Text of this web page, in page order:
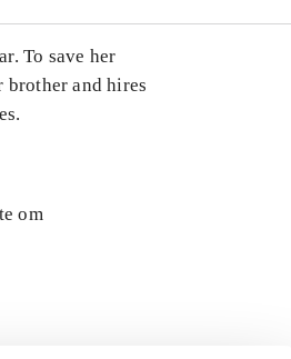
To save her
brother and hires
om